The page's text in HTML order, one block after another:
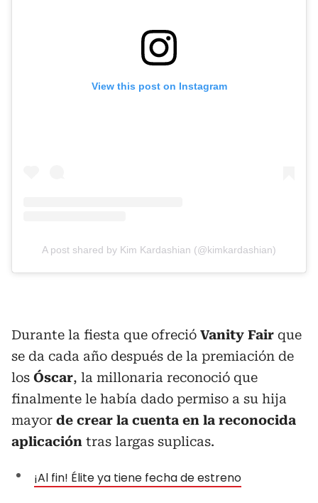
View this post on Instagram
A post shared by Kim Kardashian (@kimkardashian)
Durante la fiesta que ofreció Vanity Fair que
se da cada año después de la premiación de
los Óscar, la millonaria reconoció que
finalmente le había dado permiso a su hija
mayor de crear la cuenta en la reconocida
aplicación tras largas suplicas.
¡Al fin! Élite ya tiene fecha de estreno